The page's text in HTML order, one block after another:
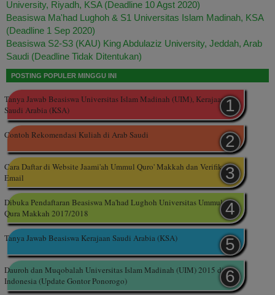
University, Riyadh, KSA (Deadline 10 Agst 2020)
Beasiswa Ma'had Lughoh & S1 Universitas Islam Madinah, KSA
(Deadline 1 Sep 2020)
Beasiswa S2-S3 (KAU) King Abdulaziz University, Jeddah, Arab
Saudi (Deadline Tidak Ditentukan)
POSTING POPULER MINGGU INI
Tanya Jawab Beasiswa Universitas Islam Madinah (UIM), Kerajaan
Saudi Arabia (KSA)
Contoh Rekomendasi Kuliah di Arab Saudi
Cara Daftar di Website Jaami'ah Ummul Quro' Makkah dan Verifikasi
Email
Dibuka Pendaftaran Beasiswa Ma'had Lughoh Universitas Ummul
Qura Makkah 2017/2018
Tanya Jawab Beasiswa Kerajaan Saudi Arabia (KSA)
Dauroh dan Muqobalah Universitas Islam Madinah (UIM) 2015 di
Indonesia (Update Gontor Ponorogo)